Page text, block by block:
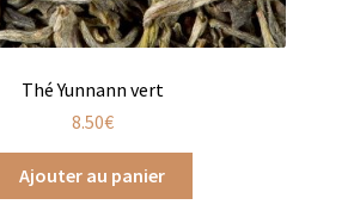
Thé Yunnann vert
8.50€
Ajouter au panier